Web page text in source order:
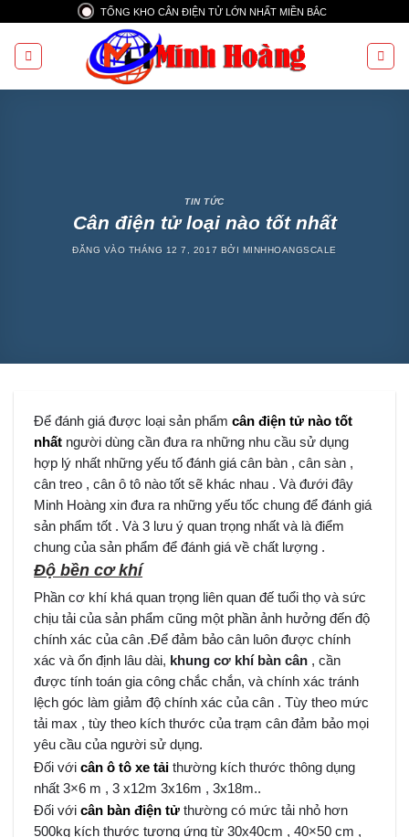
nội
dung
TỔNG KHO CÂN ĐIỆN TỬ LỚN NHẤT MIỀN BẮC
TIN TỨC
Cân điện tử loại nào tốt nhất
ĐĂNG VÀO THÁNG 12 7, 2017 BỞI MINHHOANGSCALE
Để đánh giá được loại sản phẩmcân điện tử nào tốt
nhất người dùng cần đưa ra những nhu cầu sử dụng
hợp lý nhất những yếu tố đánh giá cân bàn , cân sàn ,
cân treo , cân ô tô nào tốt sẽ khác nhau . Và đưới đây
Minh Hoàng xin đưa ra những yếu tốc chung để đánh giá
sản phẩm tốt . Và 3 lưu ý quan trọng nhất và là điểm
chung của sản phẩm để đánh giá về chất lượng .
Độ bền cơ khí
Phần cơ khí khá quan trọng liên quan đế tuổi thọ và sức
chịu tải của sản phẩm cũng một phần ảnh hưởng đến độ
chính xác của cân .Để đảm bảo cân luôn được chính
xác và ổn định lâu dài, khung cơ khí bàn cân , cần
được tính toán gia công chắc chắn, và chính xác tránh
lệch góc làm giảm độ chính xác của cân . Tùy theo mức
tải max , tùy theo kích thước của trạm cân đảm bảo mọi
yêu cầu của người sử dụng.
Đối vớicân ô tô xe tải thường kích thước thông dụng
nhất 3×6 m , 3 x12m 3x16m , 3x18m..
Đối vớicân bàn điện tử thường có mức tải nhỏ hơn
500kg kích thước tương ứng từ 30x40cm , 40×50 cm ,